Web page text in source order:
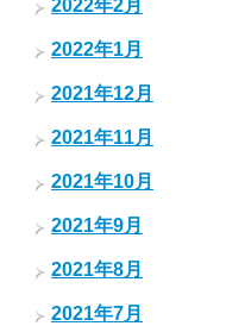
2022年2月
2022年1月
2021年12月
2021年11月
2021年10月
2021年9月
2021年8月
2021年7月